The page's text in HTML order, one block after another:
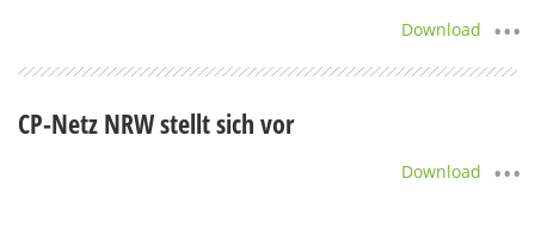
Download
CP-Netz NRW stellt sich vor
Download